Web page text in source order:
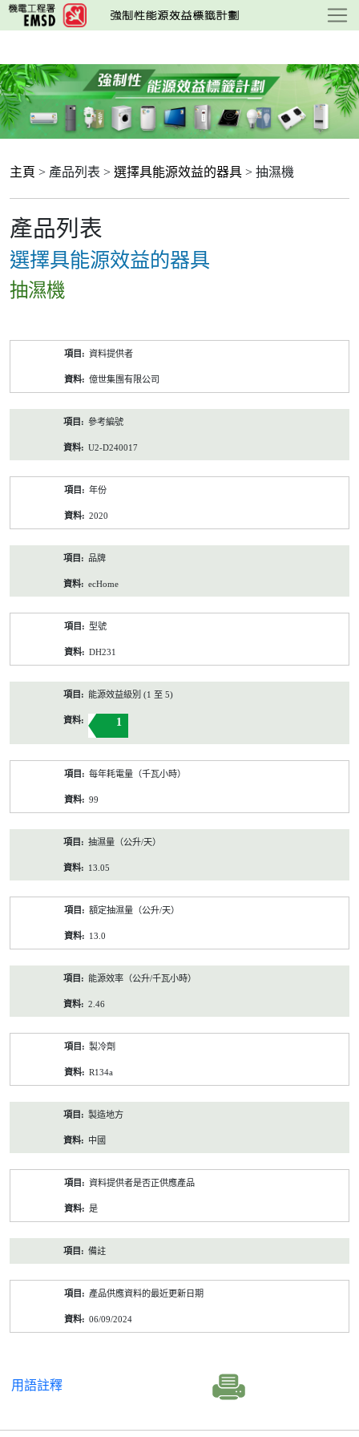
跳
至
要
內
容
主頁 > 產品列表 > 選擇具能源效益的器具 > 抽濕機
產品列表
選擇具能源效益的器具
抽濕機
資料提供者
億世集團有限公司
參考編號
U2-D240017
年份
2020
品牌
ecHome
型號
DH231
能源效益級別 (1 至 5)
1
每年耗電量（千瓦小時）
99
抽濕量（公升/天）
13.05
額定抽濕量（公升/天）
13.0
能源效率（公升/千瓦小時）
2.46
製冷劑
R134a
製造地方
中國
資料提供者是否正供應產品
是
備註
產品供應資料的最近更新日期
06/09/2024
用語註釋